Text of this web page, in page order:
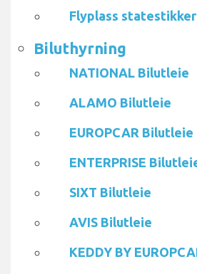
Flyplass statestikker
Biluthyrning
NATIONAL Bilutleie
ALAMO Bilutleie
EUROPCAR Bilutleie
ENTERPRISE
SIXT Bilutleie
AVIS Bilutleie
KEDDY BY